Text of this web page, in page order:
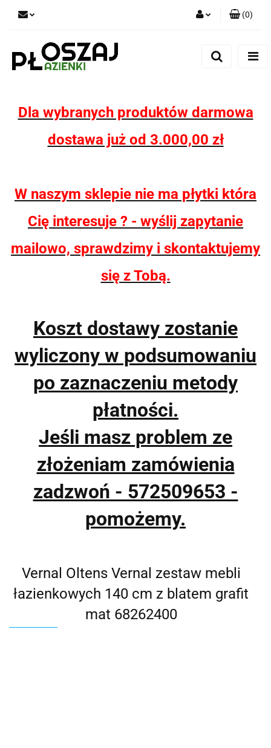
(0)
Dla wybranych produktów darmowa
dostawa już od 3.000,00 zł
W naszym sklepie nie ma płytki która
Cię interesuje ? - wyślij zapytanie
mailowo, sprawdzimy i skontaktujemy
się z Tobą.
Koszt dostawy zostanie
wyliczony w podsumowaniu
po zaznaczeniu metody
płatności.
Jeśli masz problem ze
złożeniam zamówienia
zadzwoń - 572509653 -
pomożemy.
Vernal Oltens Vernal zestaw mebli
łazienkowych 140 cm z blatem grafit
mat 68262400